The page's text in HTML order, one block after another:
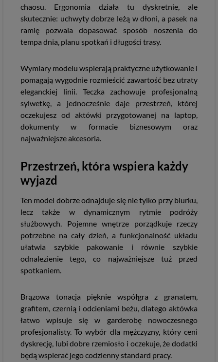
chaosu. Ergonomia działa tu dyskretnie, ale
skutecznie: uchwyty dobrze leżą w dłoni, a pasek na
ramię pozwala dopasować sposób noszenia do
tempa dnia, planu spotkań i długości trasy.
Wymiary modelu wspierają praktyczne użytkowanie i
pomagają wygodnie rozmieścić zawartość bez utraty
eleganckiej linii. Teczka zachowuje profesjonalną
sylwetkę, a jednocześnie daje przestrzeń, której
oczekujesz od aktówki przygotowanej na laptop,
dokumenty w formacie biznesowym oraz
najważniejsze akcesoria.
Przestrzeń, która wspiera każdy
wyjazd
Ten model dobrze odnajduje się nie tylko przy biurku,
lecz także w dynamicznym rytmie podróży
służbowych. Pojemne wnętrze porządkuje rzeczy
potrzebne na cały dzień, a funkcjonalność układu
ułatwia szybkie pakowanie i równie szybkie
odnalezienie tego, co najważniejsze tuż przed
spotkaniem.
Brązowa tonacja pięknie współgra z granatem,
grafitem, czernią i odcieniami beżu, dlatego aktówka
łatwo wpisuje się w garderobę nowoczesnego
profesjonalisty. To wybór dla mężczyzny, który ceni
dyskrecję, lubi dobre rzemiosło i oczekuje, że dodatki
będą wspierać jego codzienny standard pracy.